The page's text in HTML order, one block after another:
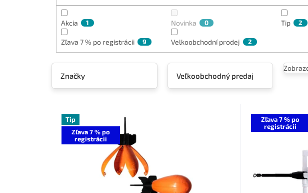
v
Akcia 1 Novinka 0 Tip 2
Zľava 7 % po registrácii 9 Velkoobchodní prodej 2
Značky Veľkoobchodný predaj
Tip
Zľava 7 % po
registrácii
Zľava 7 % po
registrácii